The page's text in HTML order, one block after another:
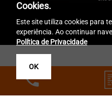
Cookies.
Este site utiliza cookies para
experiência. Ao continuar
Política de Privacidade
OK